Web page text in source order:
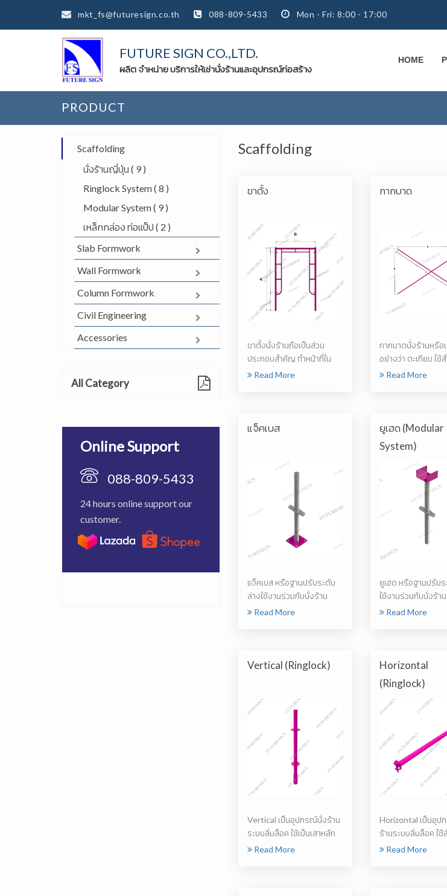
mkt_fs@futuresign.co.th 088-809-5433 Mon - Fri: 8:00 - 17:00
FUTURE SIGN CO.,LTD.
ผลิต จำหน่าย บริการให้เช่านั่งร้านและอุปกรณ์ก่อสร้าง
HOME
PRODUCT
Scaffolding
นั่งร้านญี่ปุ่น ( 9 )
Ringlock System ( 8 )
Modular System ( 9 )
เหล็กกล่อง ท่อแป็ป ( 2 )
Slab Formwork
Wall Formwork
Column Formwork
Civil Engineering
Accessories
All Category
Online Support
088-809-5433
24 hours online support our
customer.
Scaffolding
ขาตั้ง
ขาตั้งนั่งร้านถือเป็นส่วน
ประกอบสำคัญ ทำหน้าที่ใน
การรับน้ำหน...
Read More
กากบาด
กากบาดนั่งร้านหรือ
อย่างว่า ตะเกียบ ใช้
ขาตั...
Read More
แจ็คเบส
แจ็คเบส หรือฐานปรับระดับ
ล่างใช้งานร่วมกับนั่งร้าน
หรือโครงส...
Read More
ยูเฮด (Modular
System)
ยูเฮด หรือฐานปรับ
ใช้งานร่วมกับนั่งร้า
โครงสร้าง...
Read More
Vertical (Ringlock)
Vertical เป็นอุปกรณ์นั่งร้าน
ระบบลิ่มล็อค ใช้เป็นเสาหลัก
รับค...
Read More
Horizontal
(Ringlock)
Horizontal เป็นอุป
ร้านระบบลิ่มล็อค ใช้
ยึดขาตั...
Read More